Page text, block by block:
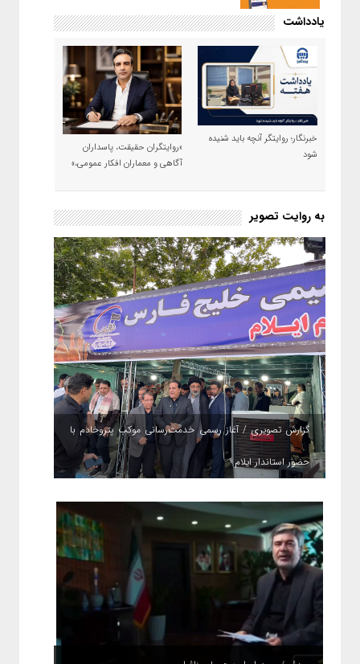
یادداشت
خبرنگار؛ روایتگر آنچه باید شنیده
شود
«روایتگران حقیقت، پاسداران
آگاهی و معماران افکار عمومی،»
به روایت تصویر
گزارش تصویری / آغاز رسمی خدمت‌رسانی موکب پتروخادم با
حضور استاندار ایلام